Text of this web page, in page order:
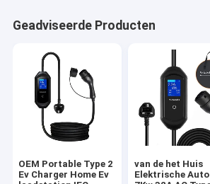
Geadviseerde Producten
OEM Portable Type 2
Ev Charger Home Ev
van de het Huis
Elektrische Auto